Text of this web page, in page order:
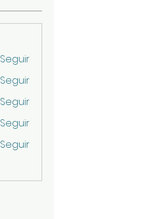
Seguir
Seguir
Seguir
Seguir
Seguir